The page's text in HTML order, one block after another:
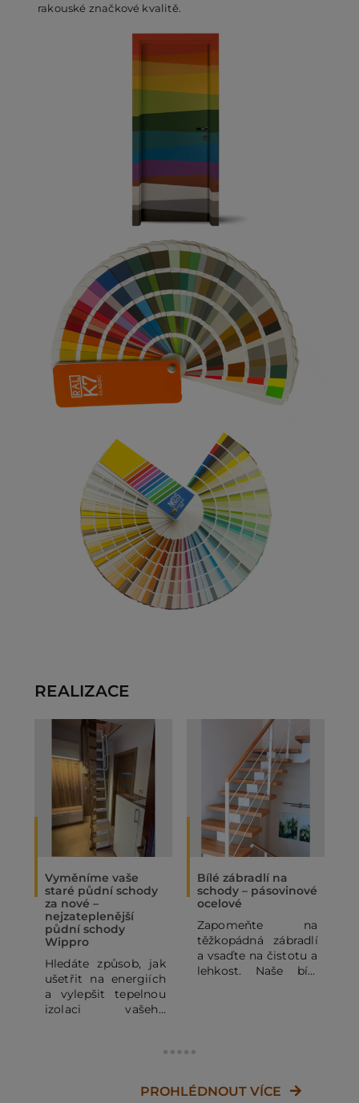
rakouské značkové kvalitě.
REALIZACE
Vyměníme vaše
staré půdní schody
za nové –
nejzateplenější
půdní schody
Wippro
Hledáte způsob, jak
ušetřit na energiích
a vylepšit tepelnou
izolaci vašeho
výrazným zdrojem
tomto článku se
Bílé zábradlí na
schody – pásovinové
ocelové
Zapomeňte na
těžkopádná zábradlí
a vsaďte na čistotu a
lehkost. Naše bílé
Kombinace bílé RAL
PROHLÉDNOUT VÍCE